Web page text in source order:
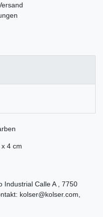
4 cm
Industrial Calle A
7750
kolser@kolser.com